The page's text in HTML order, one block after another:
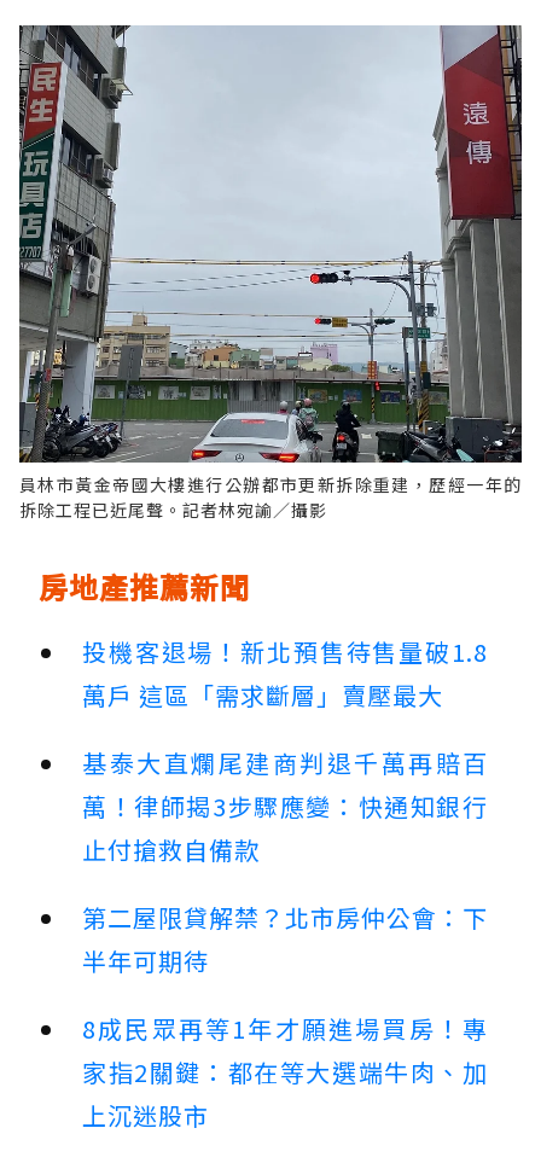
員林市黃金帝國大樓進行公辦都市更新拆除重建，歷經一年的
拆除工程已近尾聲。記者林宛諭／攝影
房地產推薦新聞
投機客退場！新北預售待售量破1.8
萬戶 這區「需求斷層」賣壓最大
基泰大直爛尾建商判退千萬再賠百
萬！律師揭3步驟應變：快通知銀行
止付搶救自備款
第二屋限貸解禁？北市房仲公會：下
半年可期待
8成民眾再等1年才願進場買房！專
家指2關鍵：都在等大選端牛肉、加
上沉迷股市